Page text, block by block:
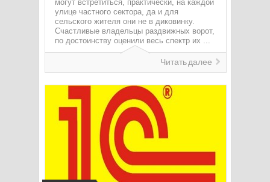
могут встретиться, практически, на каждой
улице частного сектора, да и для
сельского жителя они не в диковинку.
Счастливые владельцы раздвижных ворот,
по достоинству оценили весь спектр их ...
Читать далее